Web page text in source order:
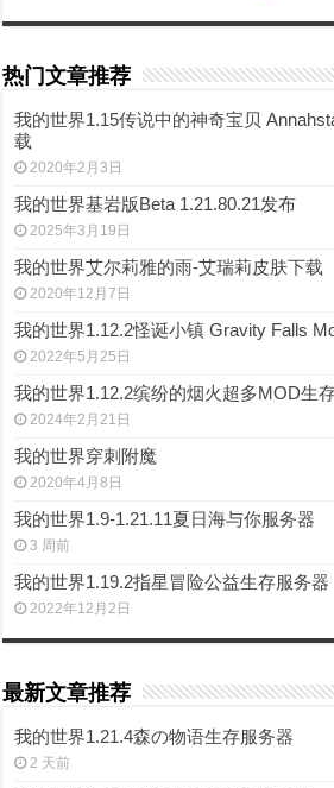
热门文章推荐
我的世界1.15传说中的神奇宝贝
载
2020年2月3日
我的世界基岩版Beta 1.21.80.21发布
2025年3月19日
我的世界艾尔莉雅的雨-艾瑞莉皮肤下载
2020年12月7日
我的世界1.12.2怪诞小镇 Gravity Falls
2022年5月25日
我的世界1.12.2缤纷的烟火超多MOD生
2024年2月21日
我的世界穿刺附魔
2020年4月8日
我的世界1.9-1.21.11夏日海与你服务器
3 周前
我的世界1.19.2指星冒险公益生存服务器
2022年12月2日
最新文章推荐
我的世界1.21.4森の物语生存服务器
2 天前